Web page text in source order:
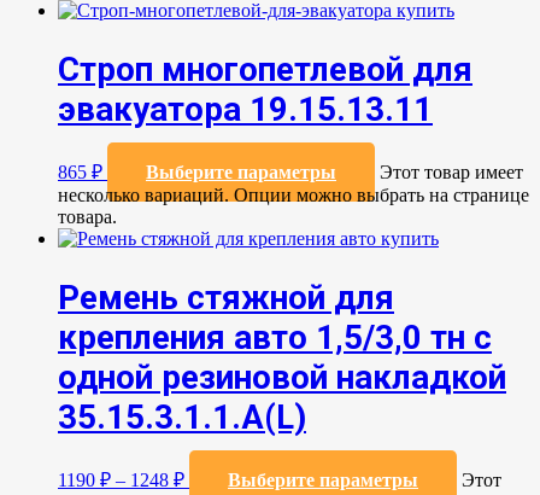
Строп многопетлевой для
эвакуатора 19.15.13.11
865 ₽ Выберите параметры
Этот товар имеет
несколько вариаций. Опции можно выбрать на странице
товара.
Ремень стяжной для
крепления авто 1,5/3,0 тн с
одной резиновой накладкой
35.15.3.1.1.А(L)
1190 ₽ – 1248 ₽ Выберите параметры
Этот